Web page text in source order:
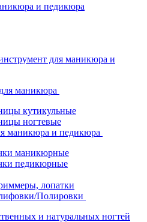
и педикюра
для маникюра и
маникюра
кутикульные
ногтевые
маникюра и педикюра
маникюрные
педикюрные
лопатки
Полировки
и натуральных ногтей